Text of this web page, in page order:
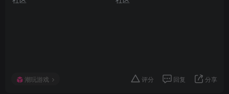
潮玩游戏 评分 回复 分享